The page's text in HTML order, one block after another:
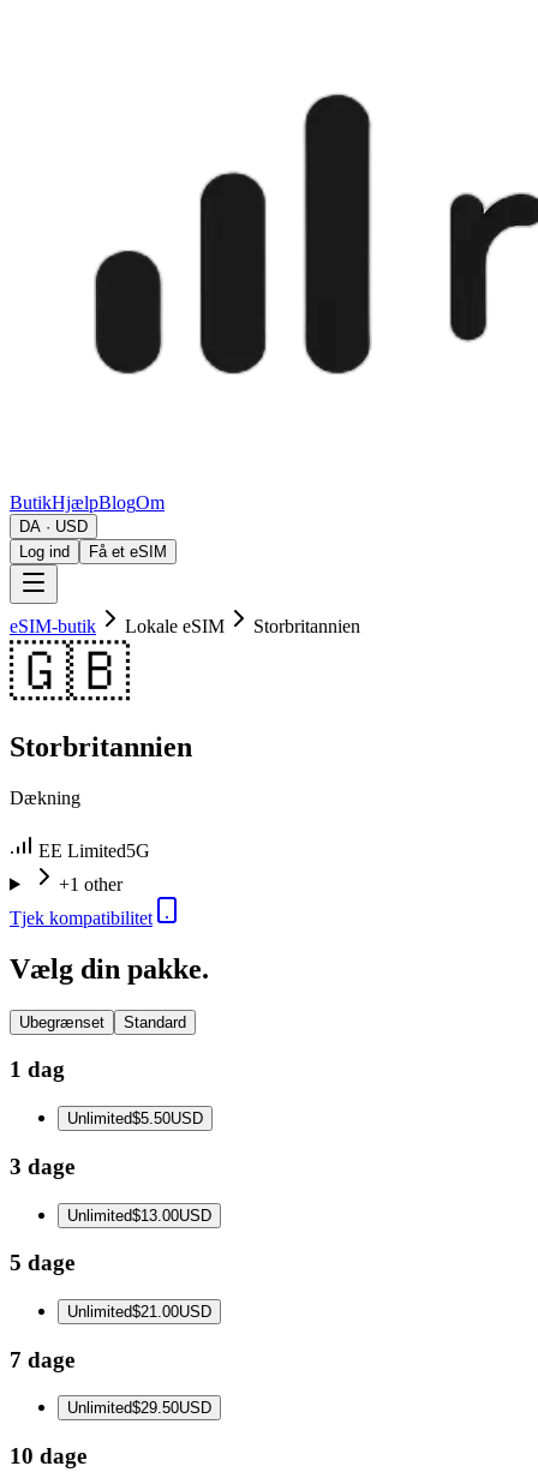
ButikHjælpBlogOm
DA · USD
Log ind
Få et eSIM
eSIM-butik Lokale eSIM Storbritannien
🇬🇧
Storbritannien
Dækning
EE Limited5G
+1 other
Tjek kompatibilitet
Vælg din pakke.
Ubegrænset Standard
1 dag
Unlimited$5.50USD
3 dage
Unlimited$13.00USD
5 dage
Unlimited$21.00USD
7 dage
Unlimited$29.50USD
10 dage